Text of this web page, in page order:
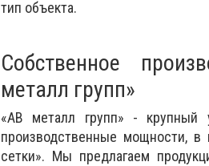
тип объекта.
Собственное
металл групп»
«АВ металл групп» - крупный
производственные мощности, в
сетки». Мы предлагаем